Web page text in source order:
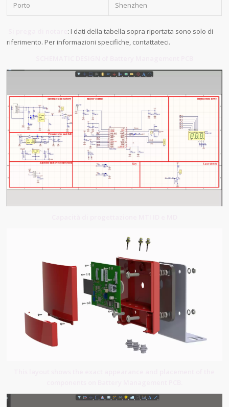
Porto Shenzhen
: I dati della tabella sopra riportata sono solo di
riferimento. Per informazioni specifiche, contattateci.